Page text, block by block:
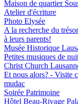
Maison de quartier
Atelier d'écriture
Photo Elysée
A la recherche du
à leurs parents!
Musée Historique
Petites musiques de
Christ Church
Et nous alors? - Visite
mudac
Soirée Patrimoine
Hôtel Beau-Rivage